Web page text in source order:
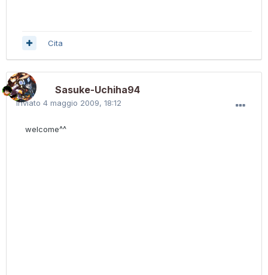
Cita
Sasuke-Uchiha94
Inviato 4 maggio 2009, 18:12
welcome^^